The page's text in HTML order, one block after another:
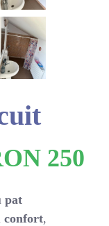
250
pat
confort,